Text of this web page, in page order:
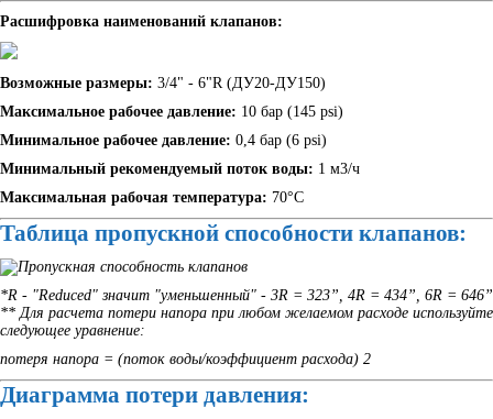
Расшифровка наименований клапанов:
Возможные размеры: 3/4" - 6"R (ДУ20-ДУ150)
Максимальное рабочее давление: 10 бар (145 psi)
Минимальное рабочее давление: 0,4 бар (6 psi)
Минимальный рекомендуемый поток воды: 1 м3/ч
Максимальная рабочая температура: 70°C
Таблица пропускной способности клапанов:
*R - "Reduced" значит "уменьшенный" - 3R = 323”, 4R = 434”, 6R = 646”
** Для расчета потери напора при любом желаемом расходе используйте
следующее уравнение:
потеря напора = (поток воды/коэффициент расхода) 2
Диаграмма потери давления: